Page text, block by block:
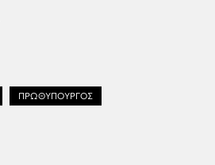
ΠΡΩΘΥΠΟΥΡΓΟΣ